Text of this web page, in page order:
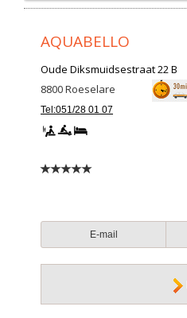
AQUABELLO
Oude Diksmuidsestraat 22 B
8800Roeselare
Tel:051/28 01 07
E-mail